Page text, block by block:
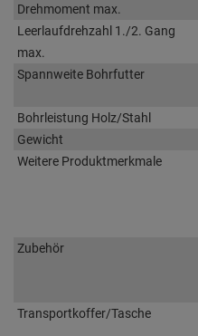
Drehmoment max.
Leerlaufdrehzahl 1./2. Gang
max.
Spannweite Bohrfutter
Bohrleistung Holz/Stahl
Gewicht
Weitere Produktmerkmale
Zubehör
Transportkoffer/Tasche